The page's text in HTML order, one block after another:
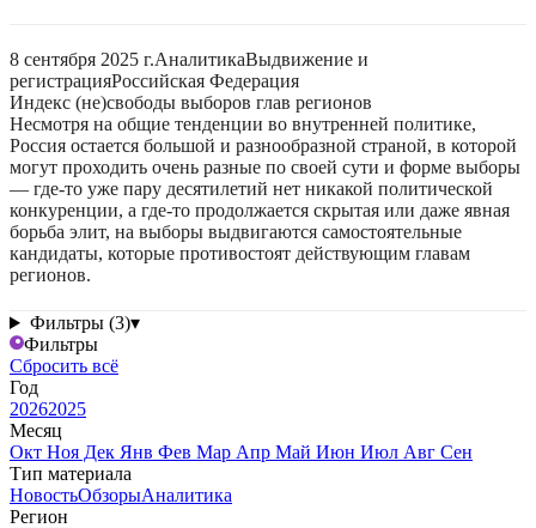
8 сентября 2025 г.АналитикаВыдвижение и
регистрацияРоссийская Федерация
Индекс (не)свободы выборов глав регионов
Несмотря на общие тенденции во внутренней политике,
Россия остается большой и разнообразной страной, в которой
могут проходить очень разные по своей сути и форме выборы
— где-то уже пару десятилетий нет никакой политической
конкуренции, а где-то продолжается скрытая или даже явная
борьба элит, на выборы выдвигаются самостоятельные
кандидаты, которые противостоят действующим главам
регионов.
Фильтры (3)▾
Фильтры
Сбросить всё
Год
20262025
Месяц
Окт Ноя Дек Янв Фев Мар Апр Май Июн Июл Авг Сен
Тип материала
НовостьОбзорыАналитика
Регион